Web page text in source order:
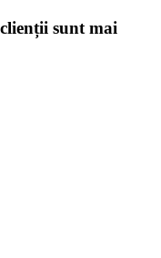
sunt mai